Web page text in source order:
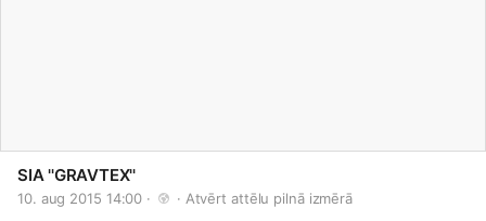
SIA ''GRAVTEX''
10. aug 2015 14:00 · · Atvērt attēlu pilnā izmērā